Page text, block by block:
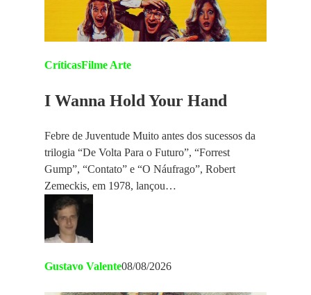
CríticasFilme Arte
I Wanna Hold Your Hand
Febre de Juventude Muito antes dos sucessos da
trilogia “De Volta Para o Futuro”, “Forrest
Gump”, “Contato” e “O Náufrago”, Robert
Zemeckis, em 1978, lançou…
Gustavo Valente08/08/2026